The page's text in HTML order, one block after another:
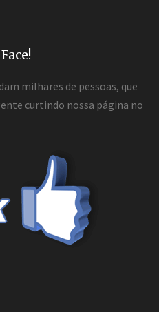
milhares de pessoas, que
curtindo nossa página no